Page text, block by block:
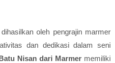
oleh pengrajin marmer
dan dedikasi dalam seni
Nisan dari Marmermemiliki